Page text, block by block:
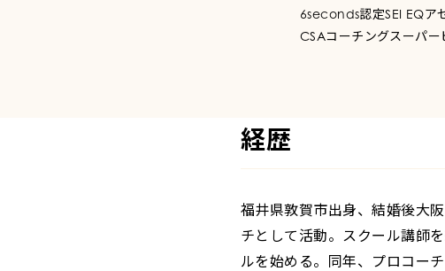
6seconds認定SEI EQア
CSAコーチングスーパ
経歴
福井県敦賀市出身、結婚後大
チとして活動。スクール講師
ルを始める。同年、プロコー